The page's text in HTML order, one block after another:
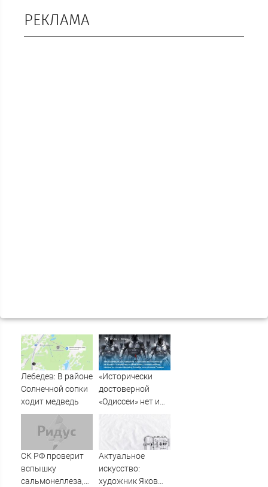
РЕКЛАМА
Лебедев: В районе
Солнечной сопки
ходит медведь
«Исторически
достоверной
«Одиссеи» нет и
объясняют,
почему верить
фильму Нолана,
СК РФ проверит
вспышку
сальмонеллеза,
Актуальное
искусство:
художник Яков